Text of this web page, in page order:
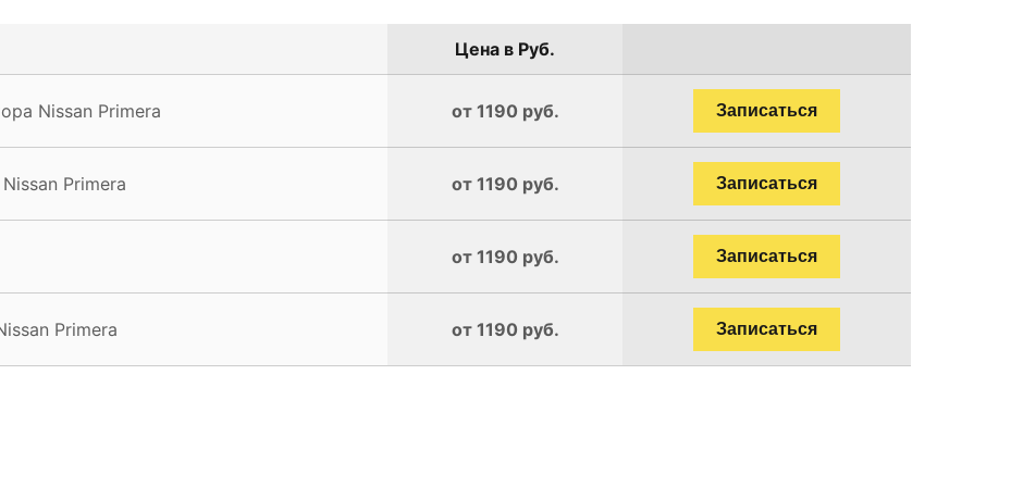
Цена в Руб.
Nissan Primera от 1190 руб. Записаться
Primera от 1190 руб. Записаться
от 1190 руб. Записаться
Primera от 1190 руб. Записаться